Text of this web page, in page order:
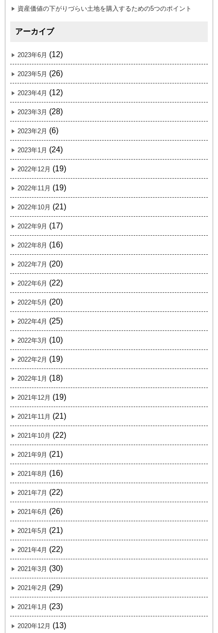
資産価値の下がりづらい土地を購入するための5つのポイント
アーカイブ
2023年6月 (12)
2023年5月 (26)
2023年4月 (12)
2023年3月 (28)
2023年2月 (6)
2023年1月 (24)
2022年12月 (19)
2022年11月 (19)
2022年10月 (21)
2022年9月 (17)
2022年8月 (16)
2022年7月 (20)
2022年6月 (22)
2022年5月 (20)
2022年4月 (25)
2022年3月 (10)
2022年2月 (19)
2022年1月 (18)
2021年12月 (19)
2021年11月 (21)
2021年10月 (22)
2021年9月 (21)
2021年8月 (16)
2021年7月 (22)
2021年6月 (26)
2021年5月 (21)
2021年4月 (22)
2021年3月 (30)
2021年2月 (29)
2021年1月 (23)
2020年12月 (13)